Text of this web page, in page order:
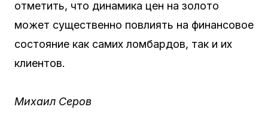
отметить, что динамика цен на золото
может существенно повлиять на финансовое
состояние как самих ломбардов, так и их
клиентов.
Михаил Серов